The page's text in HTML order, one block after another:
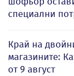
специални
Край на
магазините:
от 9 август